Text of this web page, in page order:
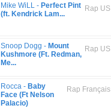
Rap US
Mike WiLL - Perfect Pint
(ft. Kendrick Lam...
Rap US
Snoop Dogg - Mount
Kushmore (Ft. Redman,
Me...
Rap Français
Rocca - Baby
Face (Ft Nelson
Palacio)